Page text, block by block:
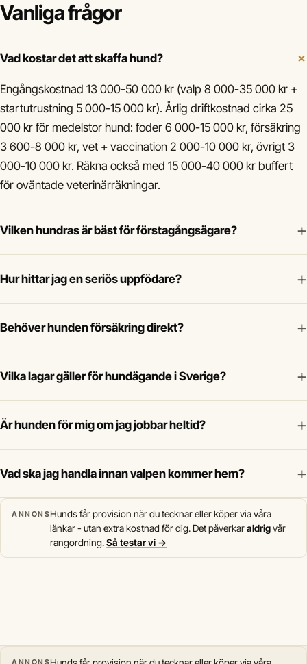
Vanliga frågor
Vad kostar det att skaffa hund?
Engångskostnad 13 000-50 000 kr (valp 8 000-35 000 kr +
startutrustning 5 000-15 000 kr). Årlig driftkostnad cirka 25
000 kr för medelstor hund: foder 6 000-15 000 kr, försäkring
3 600-8 000 kr, vet + vaccination 2 000-10 000 kr, övrigt 3
000-10 000 kr. Räkna också med 15 000-40 000 kr buffert
för oväntade veterinärräkningar.
Vilken hundras är bäst för förstagångsägare? +
Hur hittar jag en seriös uppfödare? +
Behöver hunden försäkring direkt? +
Vilka lagar gäller för hundägande i Sverige? +
Är hunden för mig om jag jobbar heltid? +
Vad ska jag handla innan valpen kommer hem? +
ANNONSHunds får provision när du tecknar eller köper via våra
länkar - utan extra kostnad för dig. Det påverkaraldrigvår
rangordning.Så testar vi →
ANNONS